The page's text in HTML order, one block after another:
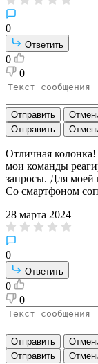
0
Ответить
0
0
Отправить
Отправить
Отличная колонка!
мои команды
запросы. Для моей
Со смартфоном
28 марта 2024
0
Ответить
0
0
Отправить
Отправить